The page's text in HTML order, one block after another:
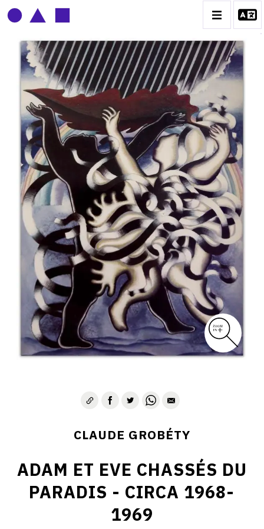
CLAUDE GROBÉTY
BIOGRAPHIE
CATALOGUE DES OEUVRES
CONTACT
CLAUDE GROBÉTY
ADAM ET EVE CHASSÉS DU
PARADIS - CIRCA 1968-
1969